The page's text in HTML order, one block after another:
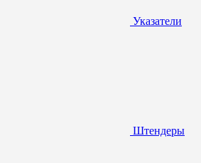
Указатели
Штендеры